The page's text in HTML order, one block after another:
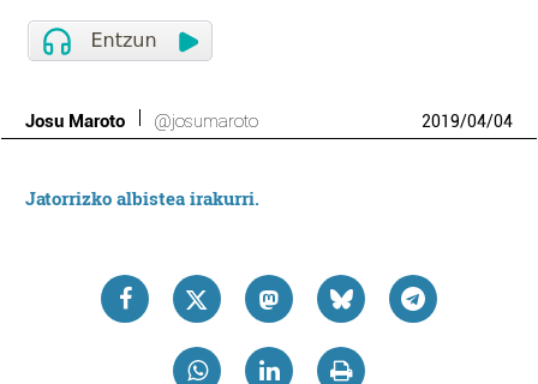
Josu Maroto @josumaroto 2019/04/04
Jatorrizko albistea irakurri.